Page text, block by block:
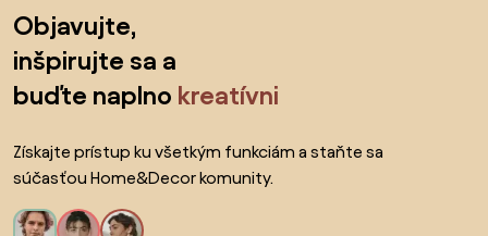
Objavujte,
inšpirujte sa a
buďte naplno kreatívni
Získajte prístup ku všetkým funkciám a staňte sa
súčasťou Home&Decor komunity.